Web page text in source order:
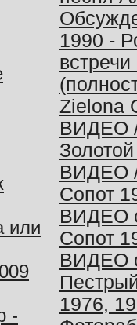
или
-
1990 -
Zielona
ВИДЕО
ВИДЕО
Сопот
ВИДЕО
Сопот
ВИДЕО
1976,